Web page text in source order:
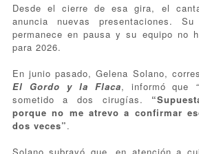
Desde el cierre de esa gira, el
anuncia nuevas presentaciones. Su
permanece en pausa y su equipo no
para 2026.
En junio pasado, Gelena Solano,
El Gordo y la Flaca, informó que
sometido a dos cirugías.
porque no me atrevo a confirmar
dos veces”.